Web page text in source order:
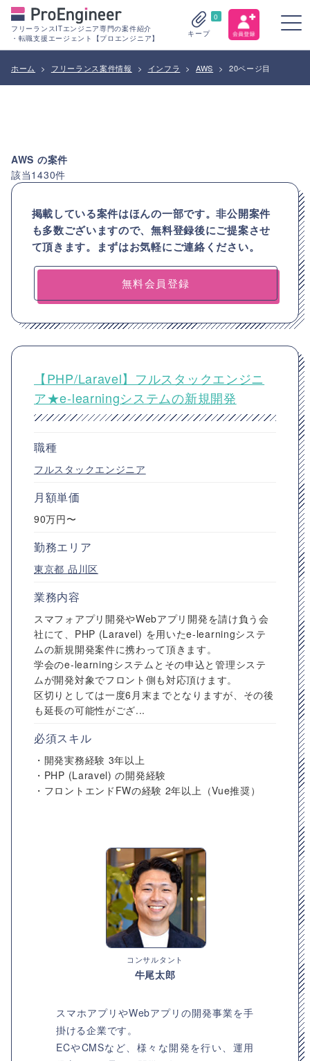
フリーランスITエンジニア専門の案件紹介
・転職支援エージェント【プロエンジニア】
0
キープ
ホーム > フリーランス案件情報 > インフラ > AWS > 20ページ目
AWS の案件
該当1430件
掲載している案件はほんの一部です。非公開案件
も多数ございますので、無料登録後にご提案させ
て頂きます。まずはお気軽にご連絡ください。
無料会員登録
【PHP/Laravel】フルスタックエンジニ
ア★e-learningシステムの新規開発
職種
フルスタックエンジニア
月額単価
90万円〜
勤務エリア
東京都 品川区
業務内容
スマフォアプリ開発やWebアプリ開発を請け負う会
社にて、PHP (Laravel) を用いたe-learningシステ
ムの新規開発案件に携わって頂きます。
学会のe-learningシステムとその申込と管理システ
ムが開発対象でフロント側も対応頂けます。
区切りとしては一度6月末までとなりますが、その後
も延長の可能性がござ...
必須スキル
・開発実務経験 3年以上
・PHP (Laravel) の開発経験
・フロントエンドFWの経験 2年以上（Vue推奨）
コンサルタント
牛尾太郎
スマホアプリやWebアプリの開発事業を手
掛ける企業です。
ECやCMSなど、様々な開発を行い、運用